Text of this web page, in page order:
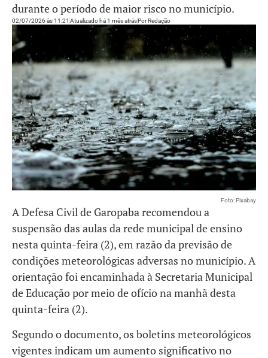
durante o período de maior risco no município.
02/07/2026 às 11:21 Atualizado há 1 mês atrásPorRedação
Foto: Pixabay
A Defesa Civil de Garopaba recomendou a
suspensão das aulas da rede municipal de ensino
nesta quinta-feira (2), em razão da previsão de
condições meteorológicas adversas no município. A
orientação foi encaminhada à Secretaria Municipal
de Educação por meio de ofício na manhã desta
quinta-feira (2).
Segundo o documento, os boletins meteorológicos
vigentes indicam um aumento significativo no